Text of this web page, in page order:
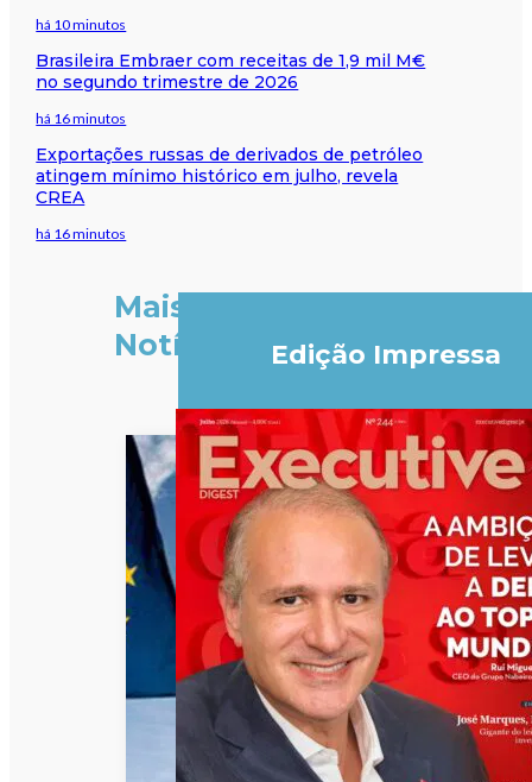
há 10 minutos
Brasileira Embraer com receitas de 1,9 mil M€
no segundo trimestre de 2026
há 16 minutos
Exportações russas de derivados de petróleo
atingem mínimo histórico em julho, revela
CREA
há 16 minutos
Mais
Notícias
Edição Impressa